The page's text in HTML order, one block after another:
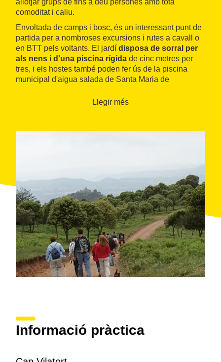
allotjar grups de fins a deu persones amb tota
comoditat i caliu.
Envoltada de camps i bosc, és un interessant punt de
partida per a nombroses excursions i rutes a cavall o
en BTT pels voltants. El jardí disposa de sorral per
als nens i d'una piscina rígida de cinc metres per
tres, i els hostes també poden fer ús de la piscina
municipal d'aigua salada de Santa Maria de
Llegir més
Informació pràctica